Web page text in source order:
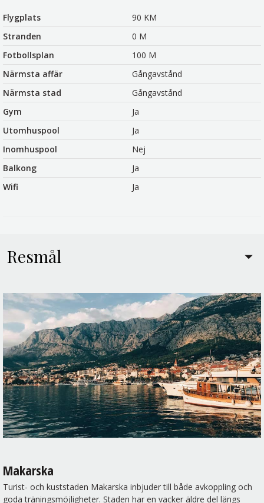
Flygplats
90 KM
Stranden
0 M
Fotbollsplan
100 M
Närmsta affär
Gångavstånd
Närmsta stad
Gångavstånd
Gym
Ja
Utomhuspool
Ja
Inomhuspool
Nej
Balkong
Ja
Wifi
Ja
Resmål
Makarska
Turist- och kuststaden Makarska inbjuder till både avkoppling och
goda träningsmöjligheter. Staden har en vacker äldre del längs